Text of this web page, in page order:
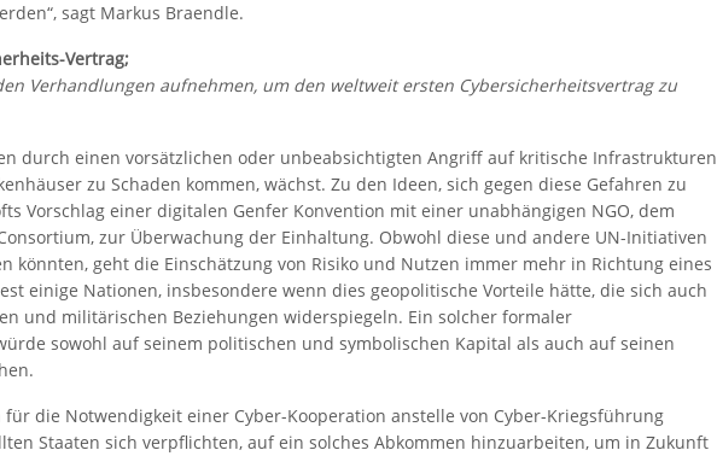
sagt Markus Braendle.
Vertrag;
Verhandlungen aufnehmen, um den weltweit ersten Cybersicherheitsvertrag zu
durch einen vorsätzlichen oder unbeabsichtigten Angriff auf kritische Infrastrukturen
zu Schaden kommen, wächst. Zu den Ideen, sich gegen diese Gefahren zu
Vorschlag einer digitalen Genfer Konvention mit einer unabhängigen NGO, dem
zur Überwachung der Einhaltung. Obwohl diese und andere UN-Initiativen
könnten, geht die Einschätzung von Risiko und Nutzen immer mehr in Richtung eines
einige Nationen, insbesondere wenn dies geopolitische Vorteile hätte, die sich auch
und militärischen Beziehungen widerspiegeln. Ein solcher formaler
sowohl auf seinem politischen und symbolischen Kapital als auch auf seinen
für die Notwendigkeit einer Cyber-Kooperation anstelle von Cyber-Kriegsführung
Staaten sich verpflichten, auf ein solches Abkommen hinzuarbeiten, um in Zukunft